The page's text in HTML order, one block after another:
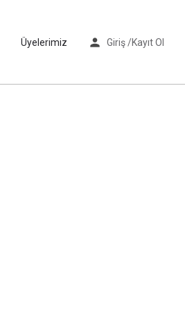
Üyelerimiz Giriş /Kayıt Ol